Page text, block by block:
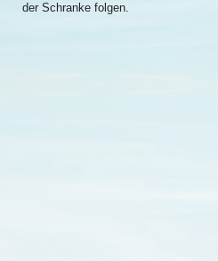
der Schranke folgen.